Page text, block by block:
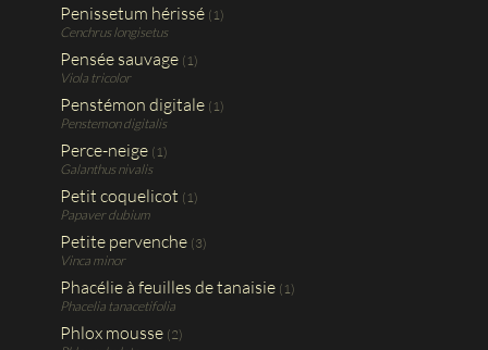
Penissetum hérissé (1)
Cenchrus longisetus
Pensée sauvage (1)
Viola tricolor
Penstémon digitale (1)
Penstemon digitalis
Perce-neige (1)
Galanthus nivalis
Petit coquelicot (1)
Papaver dubium
Petite pervenche (3)
Vinca minor
Phacélie à feuilles de tanaisie (1)
Phacelia tanacetifolia
Phlox mousse (2)